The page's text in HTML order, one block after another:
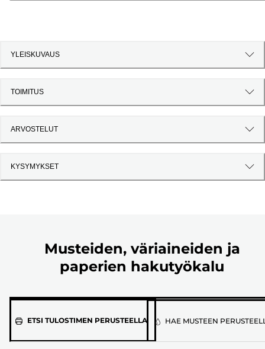
YLEISKUVAUS
TOIMITUS
ARVOSTELUT
KYSYMYKSET
Musteiden, väriaineiden ja
paperien hakutyökalu
ETSI TULOSTIMEN PERUSTEELLAValitseHAE MUSTEEN